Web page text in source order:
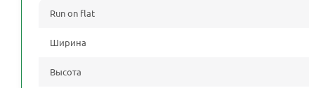
Run on flat
Ширина
Высота